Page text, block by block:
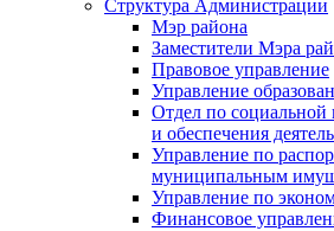
Структура Администрации
Мэр района
Заместители Мэра
Правовое управление
Управление
Отдел по социальной
и обеспечения
Управление по
муниципальным
Управление по
Финансовое